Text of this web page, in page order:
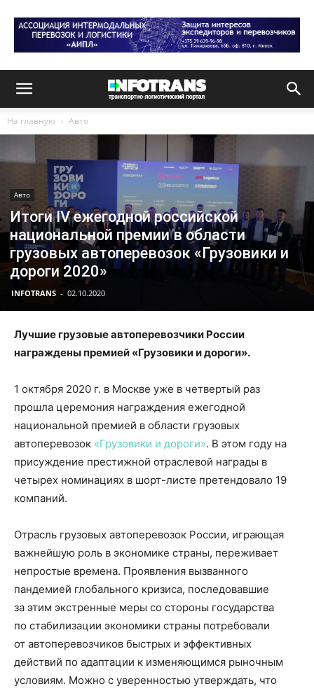
На главную Авто
Авто
Итоги IV ежегодной российской
национальной премии в области
грузовых автоперевозок «Грузовики и
дороги 2020»
INFOTRANS - 02.10.2020
Лучшие грузовые автоперевозчики России
награждены премией «Грузовики и дороги».
1 октября 2020 г. в Москве уже в четвертый раз
прошла церемония награждения ежегодной
национальной премией в области грузовых
автоперевозок «Грузовики и дороги». В этом году на
присуждение престижной отраслевой награды в
четырех номинациях в шорт-листе претендовало 19
компаний.
Отрасль грузовых автоперевозок России, играющая
важнейшую роль в экономике страны, переживает
непростые времена. Проявления вызванного
пандемией глобального кризиса, последовавшие
за этим экстренные меры со стороны государства
по стабилизации экономики страны потребовали
от автоперевозчиков быстрых и эффективных
действий по адаптации к изменяющимся рыночным
условиям. Можно с уверенностью утверждать, что